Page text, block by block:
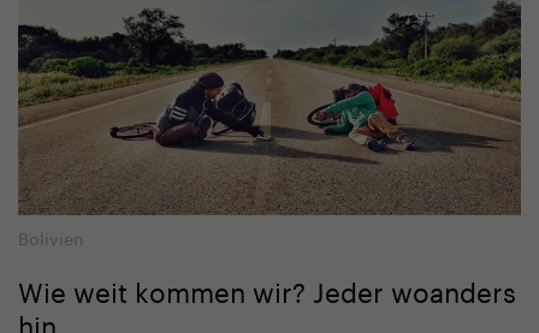
Bolivien
Wie weit kommen wir? Jeder woanders
hin